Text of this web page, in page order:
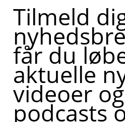
Tilmeld
får du
aktuelle
videoer og
podcasts